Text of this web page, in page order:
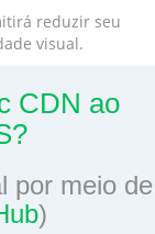
reduzir seu
visual.
CDN ao
por meio de
)